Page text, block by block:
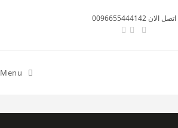
اتصل الان 0096655444142
Menu